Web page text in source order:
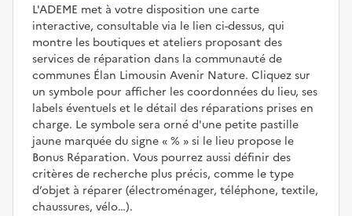
L'ADEME met à votre disposition une carte
interactive, consultable via le lien ci-dessus, qui
montre les boutiques et ateliers proposant des
services de réparation dans la communauté de
communes Élan Limousin Avenir Nature. Cliquez sur
un symbole pour afficher les coordonnées du lieu, ses
labels éventuels et le détail des réparations prises en
charge. Le symbole sera orné d'une petite pastille
jaune marquée du signe
%
si le lieu propose le
Bonus Réparation. Vous pourrez aussi définir des
critères de recherche plus précis, comme le type
d’objet à réparer (électroménager, téléphone, textile,
chaussures, vélo…).